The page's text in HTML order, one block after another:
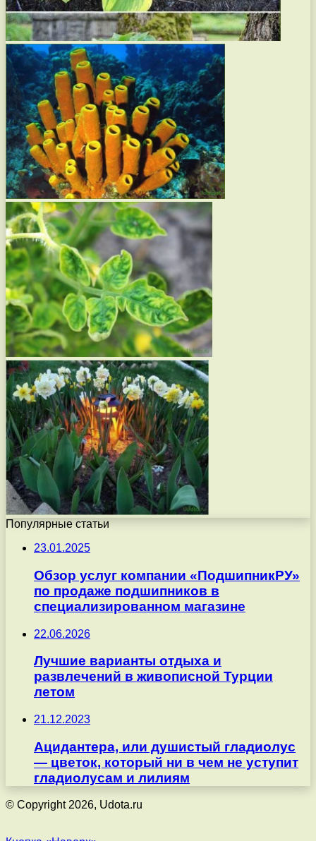
Популярные статьи
23.01.2025
Обзор услуг компании «ПодшипникРУ»
по продаже подшипников в
специализированном магазине
22.06.2026
Лучшие варианты отдыха и
развлечений в живописной Турции
летом
21.12.2023
Ацидантера, или душистый гладиолус
— цветок, который ни в чем не уступит
гладиолусам и лилиям
© Copyright 2026, Udota.ru